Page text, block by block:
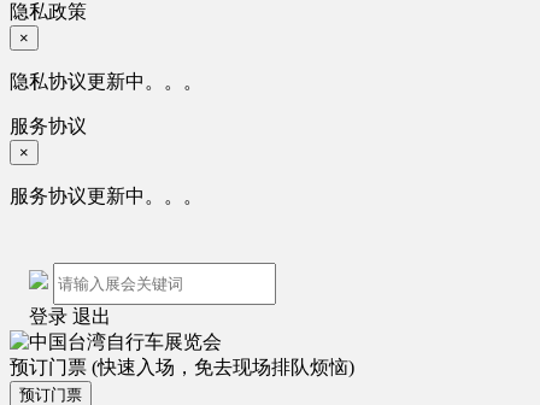
隐私政策
×
隐私协议更新中。。。
服务协议
×
服务协议更新中。。。
登录 退出
预订门票 (快速入场，免去现场排队烦恼)
预订门票